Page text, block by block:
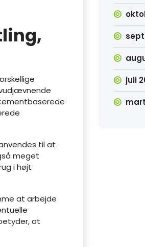
til at
meget
i højt
at arbejde
at
juli